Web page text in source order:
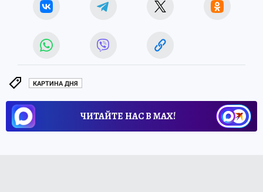
КАРТИНА ДНЯ
ЧИТАЙТЕ НАС В МАХ!